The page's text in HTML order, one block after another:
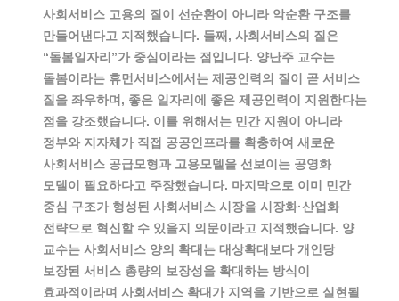
사회서비스 고용의 질이 선순환이 아니라 악순환 구조를
만들어낸다고 지적했습니다. 둘째, 사회서비스의 질은
“돌봄일자리”가 중심이라는 점입니다. 양난주 교수는
돌봄이라는 휴먼서비스에서는 제공인력의 질이 곧 서비스
질을 좌우하며, 좋은 일자리에 좋은 제공인력이 지원한다는
점을 강조했습니다. 이를 위해서는 민간 지원이 아니라
정부와 지자체가 직접 공공인프라를 확충하여 새로운
사회서비스 공급모형과 고용모델을 선보이는 공영화
모델이 필요하다고 주장했습니다. 마지막으로 이미 민간
중심 구조가 형성된 사회서비스 시장을 시장화·산업화
전략으로 혁신할 수 있을지 의문이라고 지적했습니다. 양
교수는 사회서비스 양의 확대는 대상확대보다 개인당
보장된 서비스 총량의 보장성을 확대하는 방식이
효과적이라며 사회서비스 확대가 지역을 기반으로 실현될